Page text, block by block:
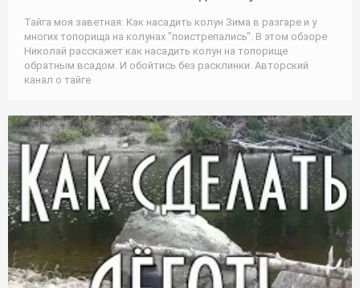
Тайга моя заветная: Как насадить колун Зима в разгаре и у
многих топорища на колунах "поистрепались". В этом обзоре
Николай расскажет как насадить колун на топорище
обратным всадом. И обойтись без расклинки. Авторский
канал о тайге